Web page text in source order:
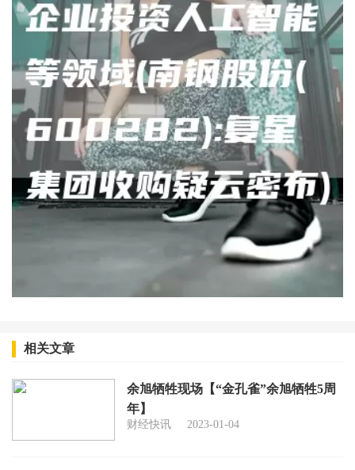
相关文章
余旭牺牲现场【“金孔雀”余旭牺牲5周
年】
财经快讯 2023-01-04